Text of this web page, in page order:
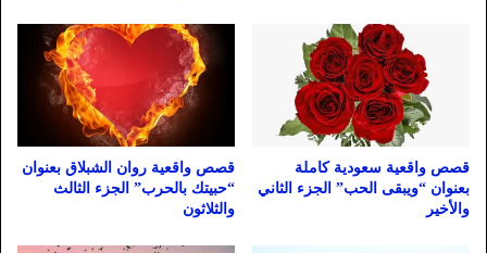
قصص واقعية سعودية كاملة
بعنوان “ويبقى الحب” الجزء الثاني
والأخير
قصص واقعية روان الشبلاق بعنوان
“حبيتك بالحرب” الجزء الثالث
والثلاثون